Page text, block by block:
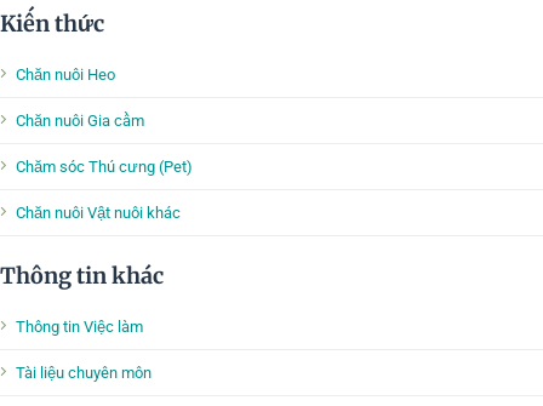
Kiến thức
Chăn nuôi Heo
Chăn nuôi Gia cầm
Chăm sóc Thú cưng (Pet)
Chăn nuôi Vật nuôi khác
Thông tin khác
Thông tin Việc làm
Tài liệu chuyên môn